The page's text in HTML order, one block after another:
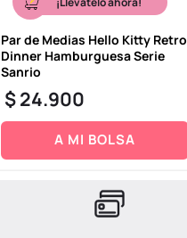
Par de Medias Hello Kitty Retro
Dinner Hamburguesa Serie
Sanrio
$24.900
A MI BOLSA